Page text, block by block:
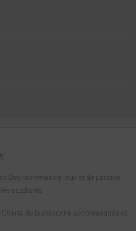
Des moments de jeux et de partage
étudiants
Charte de la personne accompagnée et